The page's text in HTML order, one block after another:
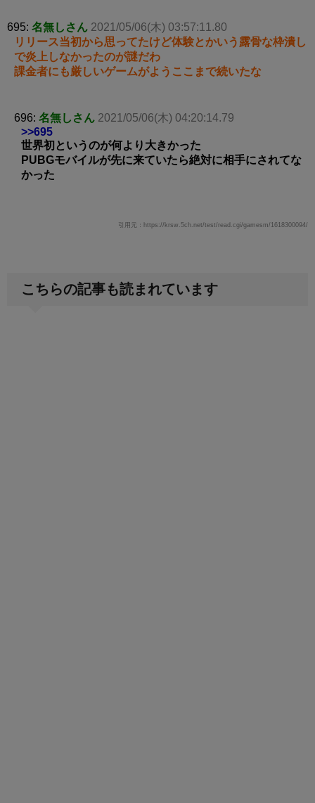
695: 名無しさん 2021/05/06(木) 03:57:11.80
リリース当初から思ってたけど体験とかいう露骨な枠潰し
で炎上しなかったのが謎だわ
課金者にも厳しいゲームがようここまで続いたな
696: 名無しさん 2021/05/06(木) 04:20:14.79
>>695
世界初というのが何より大きかった
PUBGモバイルが先に来ていたら絶対に相手にされてな
かった
引用元：https://krsw.5ch.net/test/read.cgi/gamesm/1618300094/
こちらの記事も読まれています